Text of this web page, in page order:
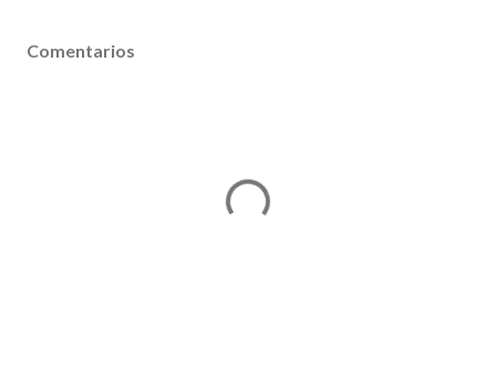
Comentarios